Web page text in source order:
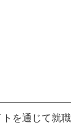
を通じて就